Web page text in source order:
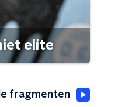
elite
fragmenten